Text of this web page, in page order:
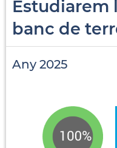
Estudiarem
banc de
Any 2025